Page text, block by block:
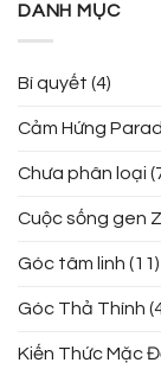
DANH MỤC
Bí quyết (4)
Cảm Hứng
Chưa phân loại
Cuộc sống gen Z
Góc tâm linh (11)
Góc Thả Thính
Kiến Thức Mặc